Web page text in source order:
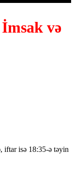
və
iftar isə 18:35-ə təyin